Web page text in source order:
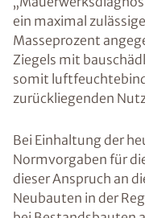
ein maximal
Masseprozent
Ziegels mit
somit
zurückliegenden
Bei Einhaltung der
Normvorgaben für
dieser Anspruch an
Neubauten in der